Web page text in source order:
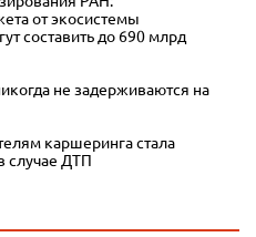
от экосистемы
составить до 690 млрд
не задерживаются на
каршеринга стала
случае ДТП